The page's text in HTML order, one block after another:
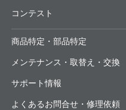
コンテスト
商品特定・部品特定
メンテナンス・取替え・交換
サポート情報
よくあるお問合せ・修理依頼